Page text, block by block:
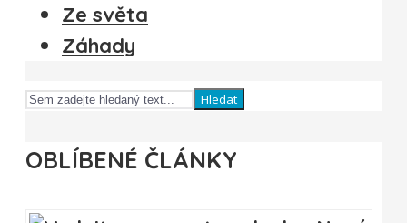
Ze světa
Záhady
Hledat
OBLÍBENÉ ČLÁNKY